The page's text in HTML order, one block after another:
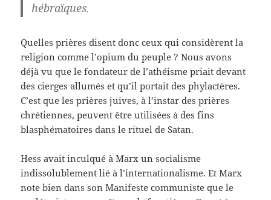
hébraïques.
Quelles prières disent donc ceux qui considèrent la
religion comme l’opium du peuple ? Nous avons
déjà vu que le fondateur de l’athéisme priait devant
des cierges allumés et qu’il portait des phylactères.
C’est que les prières juives, à l’instar des prières
chrétiennes, peuvent être utilisées à des fins
blasphématoires dans le rituel de Satan.
Hess avait inculqué à Marx un socialisme
indissolublement lié à l’internationalisme. Et Marx
note bien dans son Manifeste communiste que le